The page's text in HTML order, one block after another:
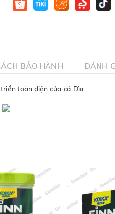
BẢO HÀNH ĐÁNH
toàn diện của cá Dĩa